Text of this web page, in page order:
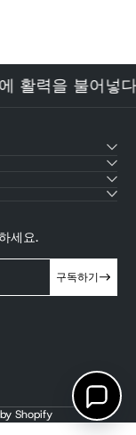
활력을 불어넣
세요.
구독하기
Shopify